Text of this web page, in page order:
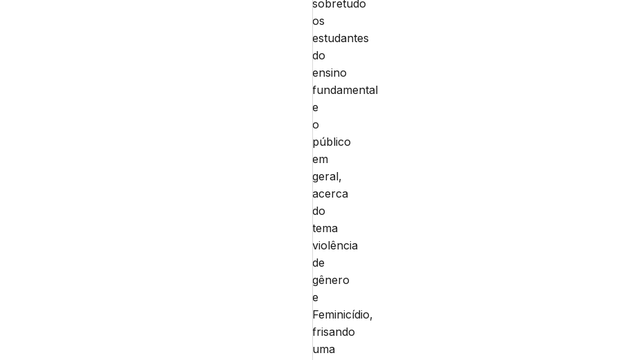
sobretudo
os
estudantes
do
ensino
fundamental
e
o
público
em
geral,
acerca
do
tema
violência
de
gênero
e
Feminicídio,
frisando
uma